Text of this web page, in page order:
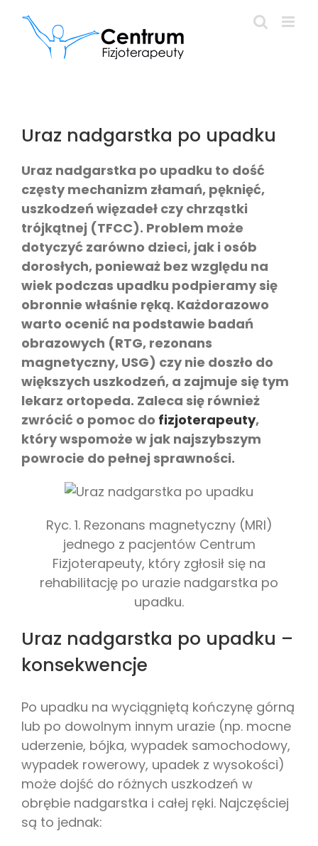
zawartości
Uraz nadgarstka po upadku
Uraz nadgarstka po upadku to dość
częsty mechanizm złamań, pęknięć,
uszkodzeń więzadeł czy chrząstki
trójkątnej (TFCC). Problem może
dotyczyć zarówno dzieci, jak i osób
dorosłych, ponieważ bez względu na
wiek podczas upadku podpieramy się
obronnie właśnie ręką. Każdorazowo
warto ocenić na podstawie badań
obrazowych (RTG, rezonans
magnetyczny, USG) czy nie doszło do
większych uszkodzeń, a zajmuje się tym
lekarz ortopeda. Zaleca się również
zwrócić o pomoc do fizjoterapeuty,
który wspomoże w jak najszybszym
powrocie do pełnej sprawności.
Ryc. 1. Rezonans magnetyczny (MRI)
jednego z pacjentów Centrum
Fizjoterapeuty, który zgłosił się na
rehabilitację po urazie nadgarstka po
upadku.
Uraz nadgarstka po upadku –
konsekwencje
Po upadku na wyciągniętą kończynę górną
lub po dowolnym innym urazie (np. mocne
uderzenie, bójka, wypadek samochodowy,
wypadek rowerowy, upadek z wysokości)
może dojść do różnych uszkodzeń w
obrębie nadgarstka i całej ręki. Najczęściej
są to jednak: